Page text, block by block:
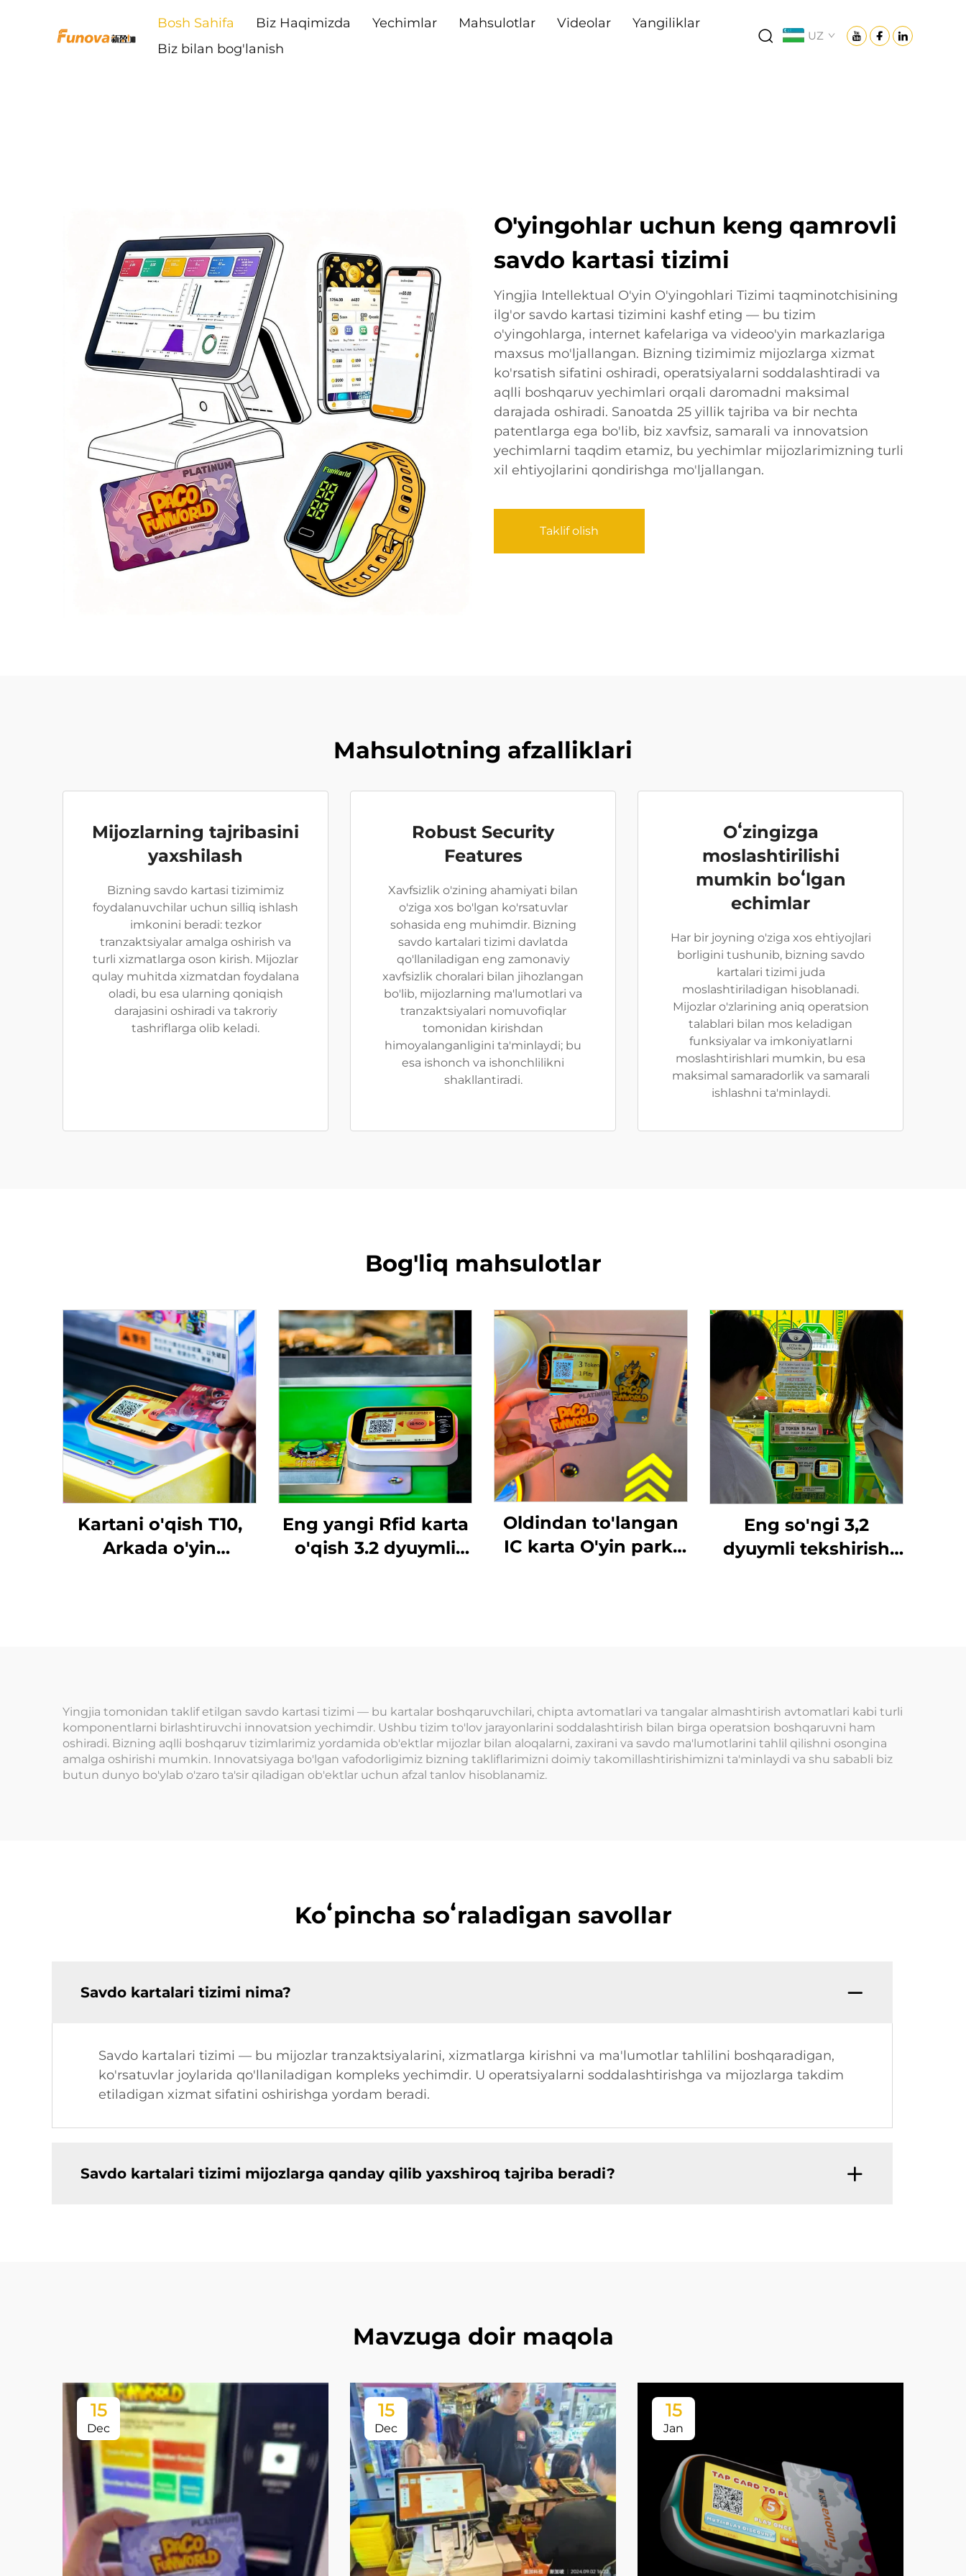
Bosh Sahifa Biz Haqimizda Yechimlar Mahsulotlar Videolar
Yangiliklar
Biz bilan bog'lanish
UZ
O'yingohlar uchun keng qamrovli
savdo kartasi tizimi
Yingjia Intellektual O'yin O'yingohlari Tizimi taqminotchisining
ilg'or savdo kartasi tizimini kashf eting — bu tizim
o'yingohlarga, internet kafelariga va videoo'yin markazlariga
maxsus mo'ljallangan. Bizning tizimimiz mijozlarga xizmat
ko'rsatish sifatini oshiradi, operatsiyalarni soddalashtiradi va
aqlli boshqaruv yechimlari orqali daromadni maksimal
darajada oshiradi. Sanoatda 25 yillik tajriba va bir nechta
patentlarga ega bo'lib, biz xavfsiz, samarali va innovatsion
yechimlarni taqdim etamiz, bu yechimlar mijozlarimizning turli
xil ehtiyojlarini qondirishga mo'ljallangan.
Taklif olish
Mahsulotning afzalliklari
Mijozlarning tajribasini
yaxshilash
Bizning savdo kartasi tizimimiz
foydalanuvchilar uchun silliq ishlash
imkonini beradi: tezkor
tranzaktsiyalar amalga oshirish va
turli xizmatlarga oson kirish. Mijozlar
qulay muhitda xizmatdan foydalana
oladi, bu esa ularning qoniqish
darajasini oshiradi va takroriy
tashriflarga olib keladi.
Robust Security
Features
Xavfsizlik o'zining ahamiyati bilan
o'ziga xos bo'lgan ko'rsatuvlar
sohasida eng muhimdir. Bizning
savdo kartalari tizimi davlatda
qo'llaniladigan eng zamonaviy
xavfsizlik choralari bilan jihozlangan
bo'lib, mijozlarning ma'lumotlari va
tranzaktsiyalari nomuvofiqlar
tomonidan kirishdan
himoyalanganligini ta'minlaydi; bu
esa ishonch va ishonchlilikni
shakllantiradi.
Oʻzingizga
moslashtirilishi
mumkin boʻlgan
echimlar
Har bir joyning o'ziga xos ehtiyojlari
borligini tushunib, bizning savdo
kartalari tizimi juda
moslashtiriladigan hisoblanadi.
Mijozlar o'zlarining aniq operatsion
talablari bilan mos keladigan
funksiyalar va imkoniyatlarni
moslashtirishlari mumkin, bu esa
maksimal samaradorlik va samarali
ishlashni ta'minlaydi.
Bog'liq mahsulotlar
Kartani o'qish T10,
Arkada o'yin
yechib olish
Eng yangi Rfid karta
o'qish 3.2 dyuymli
Oldindan to'langan
IC karta O'yin parki
Eng so'ngi 3,2
dyuymli tekshirish
Yingjia tomonidan taklif etilgan savdo kartasi tizimi — bu kartalar boshqaruvchilari, chipta avtomatlari va tangalar almashtirish avtomatlari kabi turli
komponentlarni birlashtiruvchi innovatsion yechimdir. Ushbu tizim to'lov jarayonlarini soddalashtirish bilan birga operatsion boshqaruvni ham
oshiradi. Bizning aqlli boshqaruv tizimlarimiz yordamida ob'ektlar mijozlar bilan aloqalarni, zaxirani va savdo ma'lumotlarini tahlil qilishni osongina
amalga oshirishi mumkin. Innovatsiyaga bo'lgan vafodorligimiz bizning takliflarimizni doimiy takomillashtirishimizni ta'minlaydi va shu sababli biz
butun dunyo bo'ylab o'zaro ta'sir qiladigan ob'ektlar uchun afzal tanlov hisoblanamiz.
Koʻpincha soʻraladigan savollar
Savdo kartalari tizimi nima?
Savdo kartalari tizimi — bu mijozlar tranzaktsiyalarini, xizmatlarga kirishni va ma'lumotlar tahlilini boshqaradigan,
ko'rsatuvlar joylarida qo'llaniladigan kompleks yechimdir. U operatsiyalarni soddalashtirishga va mijozlarga takdim
etiladigan xizmat sifatini oshirishga yordam beradi.
Savdo kartalari tizimi mijozlarga qanday qilib yaxshiroq tajriba beradi?
Mavzuga doir maqola
15
Dec
15
Dec
15
Jan